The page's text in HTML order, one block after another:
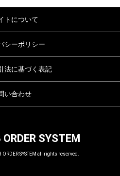
トについて
シーポリシー
法に基づく表記
い合わせ
ORDER SYSTEM
SYSTEM all rights reserved.